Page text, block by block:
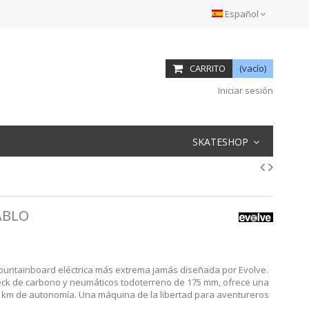
Español
CARRITO
(vacío)
Iniciar sesión
SKATESHOP
eléctrica más extrema jamás diseñada por Evolve.
de carbono y neumáticos todoterreno de 175 mm, ofrece una
de autonomía. Una máquina de la libertad para aventureros